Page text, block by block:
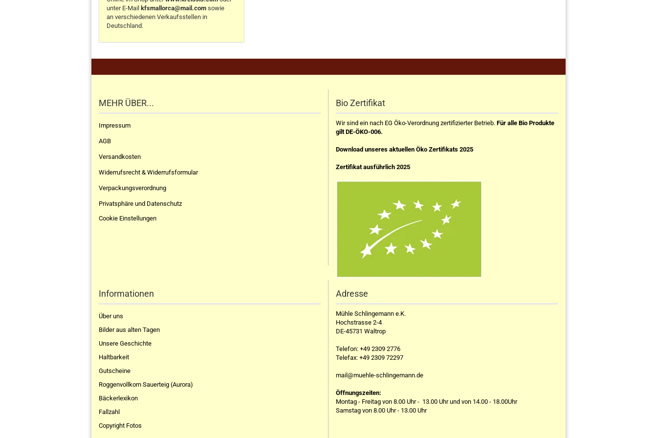
unter E-Mail kfsmallorca@mail.com sowie
an verschiedenen Verkaufsstellen in
Deutschland.
.
MEHR ÜBER...
Impressum
AGB
Versandkosten
Widerrufsrecht & Widerrufsformular
Verpackungsverordnung
Privatsphäre und Datenschutz
Cookie Einstellungen
Bio Zertifikat
Wir sind ein nach EG Öko-Verordnung zertifizierter Betrieb. Für alle Bio Produkte
gilt DE-ÖKO-006.
Download unseres aktuellen Öko Zertifikats 2025
Zertifikat ausführlich 2025
Informationen
Über uns
Bilder aus alten Tagen
Unsere Geschichte
Haltbarkeit
Gutscheine
Roggenvollkorn Sauerteig (Aurora)
Bäckerlexikon
Fallzahl
Copyright Fotos
Adresse
Mühle Schlingemann e.K.
Hochstrasse 2-4
DE-45731 Waltrop
Telefon: +49 2309 2776
Telefax: +49 2309 72297
mail@muehle-schlingemann.de
Öffnungszeiten:
Montag - Freitag von 8.00 Uhr - 13.00 Uhr und von 14.00 - 18.00Uhr
Samstag von 8.00 Uhr - 13.00 Uhr